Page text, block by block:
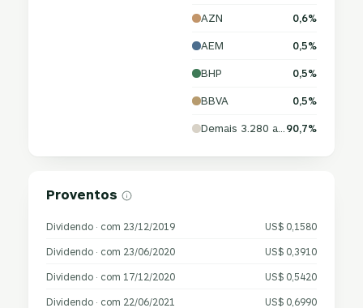
AZN 0,6%
AEM 0,5%
BHP 0,5%
BBVA 0,5%
90,7%
Proventos
Dividendo · com 23/12/2019 US$ 0,1580
Dividendo · com 23/06/2020 US$ 0,3910
Dividendo · com 17/12/2020 US$ 0,5420
Dividendo · com 22/06/2021 US$ 0,6990